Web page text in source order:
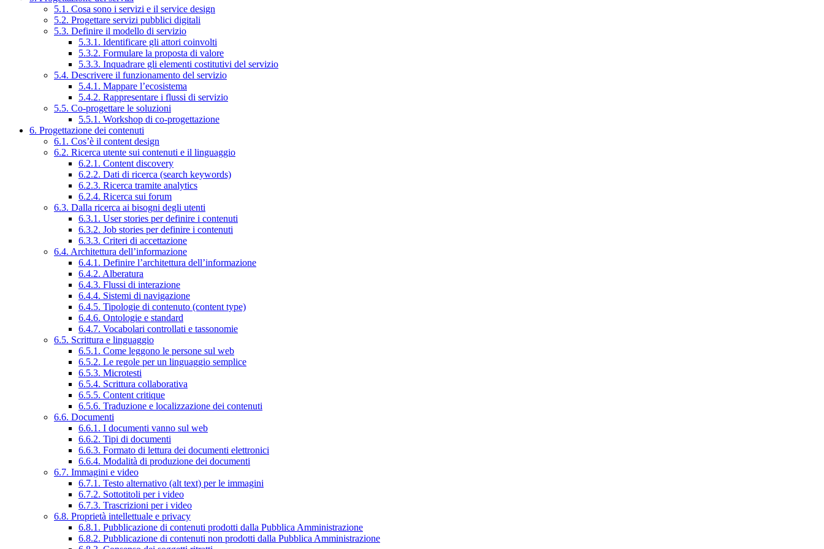
5.1. Cosa sono i servizi e il service design
5.2. Progettare servizi pubblici digitali
5.3. Definire il modello di servizio
5.3.1. Identificare gli attori coinvolti
5.3.2. Formulare la proposta di valore
5.3.3. Inquadrare gli elementi costitutivi del servizio
5.4. Descrivere il funzionamento del servizio
5.4.1. Mappare l’ecosistema
5.4.2. Rappresentare i flussi di servizio
5.5. Co-progettare le soluzioni
5.5.1. Workshop di co-progettazione
6. Progettazione dei contenuti
6.1. Cos’è il content design
6.2. Ricerca utente sui contenuti e il linguaggio
6.2.1. Content discovery
6.2.2. Dati di ricerca (search keywords)
6.2.3. Ricerca tramite analytics
6.2.4. Ricerca sui forum
6.3. Dalla ricerca ai bisogni degli utenti
6.3.1. User stories per definire i contenuti
6.3.2. Job stories per definire i contenuti
6.3.3. Criteri di accettazione
6.4. Architettura dell’informazione
6.4.1. Definire l’architettura dell’informazione
6.4.2. Alberatura
6.4.3. Flussi di interazione
6.4.4. Sistemi di navigazione
6.4.5. Tipologie di contenuto (content type)
6.4.6. Ontologie e standard
6.4.7. Vocabolari controllati e tassonomie
6.5. Scrittura e linguaggio
6.5.1. Come leggono le persone sul web
6.5.2. Le regole per un linguaggio semplice
6.5.3. Microtesti
6.5.4. Scrittura collaborativa
6.5.5. Content critique
6.5.6. Traduzione e localizzazione dei contenuti
6.6. Documenti
6.6.1. I documenti vanno sul web
6.6.2. Tipi di documenti
6.6.3. Formato di lettura dei documenti elettronici
6.6.4. Modalità di produzione dei documenti
6.7. Immagini e video
6.7.1. Testo alternativo (alt text) per le immagini
6.7.2. Sottotitoli per i video
6.7.3. Trascrizioni per i video
6.8. Proprietà intellettuale e privacy
6.8.1. Pubblicazione di contenuti prodotti dalla Pubblica Amministrazione
6.8.2. Pubblicazione di contenuti non prodotti dalla Pubblica Amministrazione